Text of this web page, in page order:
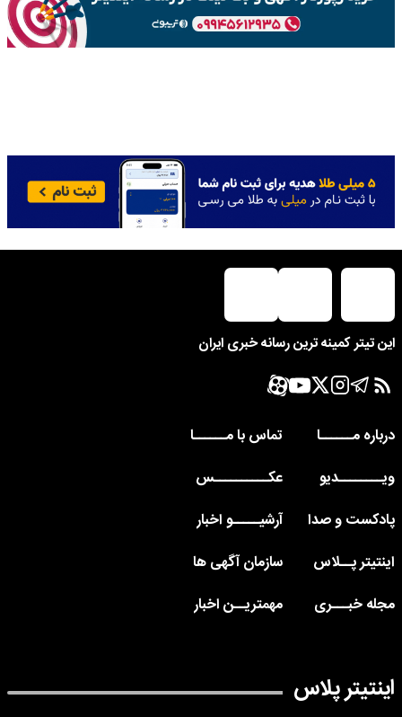
این تیتر کمینه ترین رسانه خبری ایران
درباره مــــــا
تماس با مــــــا
ویــــــــدیو
عکــــــــــس
پادکست و صدا
آرشیـــــو اخبار
اینتیتر پــلاس
سازمان آگهی ها
مجله خبـــری
مهمتریــن اخبار
اینتیتر پلاس